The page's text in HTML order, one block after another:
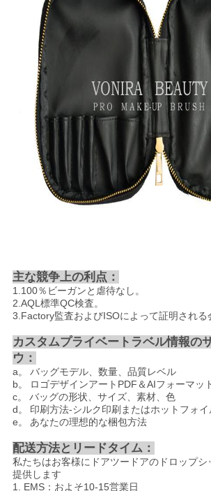
主な競争上の利点：
1.100％ビーガンと虐待なし。
2.AQL標準QC検査。
3.Factory監査およびISOによって証明される
カスタムプライベートラベル情報の
ウ：
a。
バッグモデル、数量、品質レベル
b。
ロゴデザインアートPDF＆AIフォーマッ
c。
バッグの形状、サイズ、素材、色
d。
印刷方法-シルク印刷またはホットフォ
e。
あなたの理想的な梱包方法
配送方法とリードタイム：
私たちはお客様にドアツードアのドロップシ
提供します
1. EMS：およそ10-15営業日